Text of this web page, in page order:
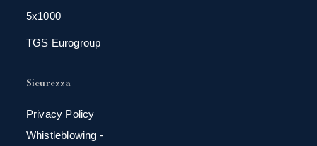
5x1000
TGS Eurogroup
Sicurezza
Privacy Policy
Whistleblowing -